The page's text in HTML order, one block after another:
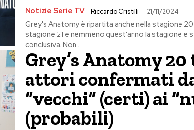
Notizie Serie TV Riccardo Cristilli - 21/11/2024
Grey's Anatomy è ripartita anche nella stagione
stagione 21 e nemmeno quest'anno la stagione è
conclusiva. Non...
Grey’s Anatomy
attori confermati
“vecchi” (certi) ai
(probabili)